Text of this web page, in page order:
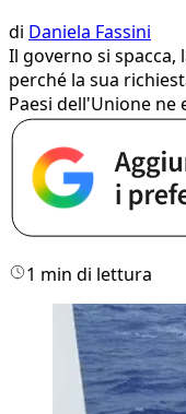
di Daniela Fassini
Il governo si
perché la sua
Paesi dell'Unione ne
1 min di lettura